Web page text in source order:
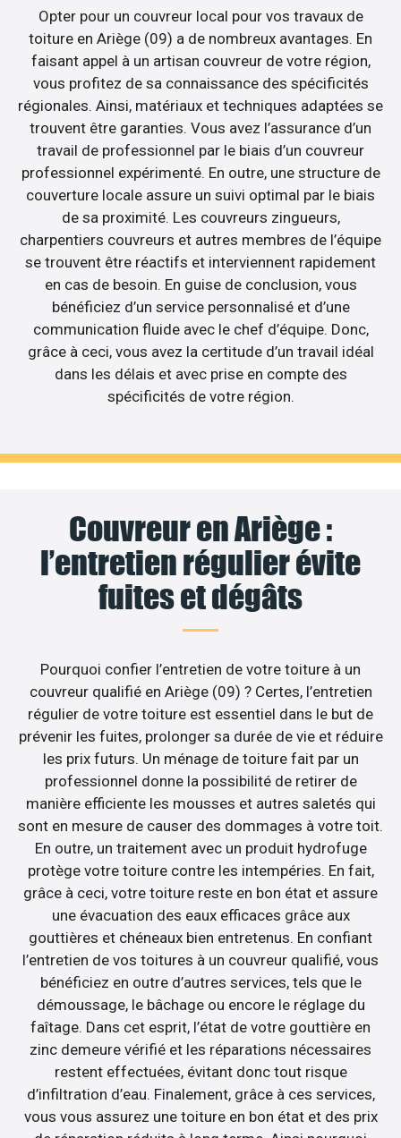
Opter pour un couvreur local pour vos travaux de
toiture en Ariège (09) a de nombreux avantages. En
faisant appel à un artisan couvreur de votre région,
vous profitez de sa connaissance des spécificités
régionales. Ainsi, matériaux et techniques adaptées se
trouvent être garanties. Vous avez l’assurance d’un
travail de professionnel par le biais d’un couvreur
professionnel expérimenté. En outre, une structure de
couverture locale assure un suivi optimal par le biais
de sa proximité. Les couvreurs zingueurs,
charpentiers couvreurs et autres membres de l’équipe
se trouvent être réactifs et interviennent rapidement
en cas de besoin. En guise de conclusion, vous
bénéficiez d’un service personnalisé et d’une
communication fluide avec le chef d’équipe. Donc,
grâce à ceci, vous avez la certitude d’un travail idéal
dans les délais et avec prise en compte des
spécificités de votre région.
Couvreur en Ariège :
l’entretien régulier évite
fuites et dégâts
Pourquoi confier l’entretien de votre toiture à un
couvreur qualifié en Ariège (09) ? Certes, l’entretien
régulier de votre toiture est essentiel dans le but de
prévenir les fuites, prolonger sa durée de vie et réduire
les prix futurs. Un ménage de toiture fait par un
professionnel donne la possibilité de retirer de
manière efficiente les mousses et autres saletés qui
sont en mesure de causer des dommages à votre toit.
En outre, un traitement avec un produit hydrofuge
protège votre toiture contre les intempéries. En fait,
grâce à ceci, votre toiture reste en bon état et assure
une évacuation des eaux efficaces grâce aux
gouttières et chéneaux bien entretenus. En confiant
l’entretien de vos toitures à un couvreur qualifié, vous
bénéficiez en outre d’autres services, tels que le
démoussage, le bâchage ou encore le réglage du
faîtage. Dans cet esprit, l’état de votre gouttière en
zinc demeure vérifié et les réparations nécessaires
restent effectuées, évitant donc tout risque
d’infiltration d’eau. Finalement, grâce à ces services,
vous vous assurez une toiture en bon état et des prix